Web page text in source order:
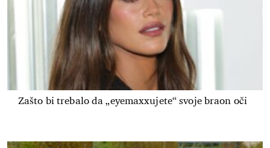
Zašto bi trebalo da „eyemaxxujete“ svoje braon oči